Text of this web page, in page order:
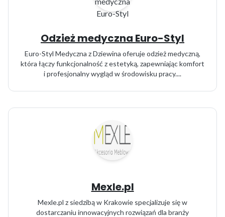
Odzież medyczna Euro-Styl
Euro-Styl Medyczna z Dziewina oferuje odzież medyczną,
która łączy funkcjonalność z estetyką, zapewniając komfort
i profesjonalny wygląd w środowisku pracy....
Mexle.pl
Mexle.pl z siedzibą w Krakowie specjalizuje się w
dostarczaniu innowacyjnych rozwiązań dla branży